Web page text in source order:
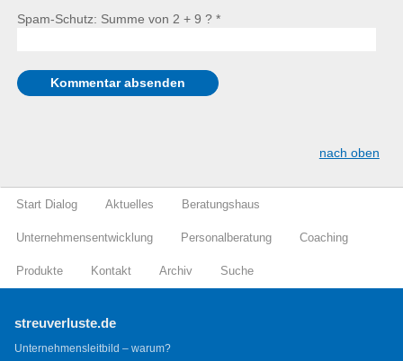
Spam-Schutz: Summe von 2 + 9 ? *
nach oben
Start Dialog Aktuelles Beratungshaus
Unternehmensentwicklung Personalberatung Coaching
Produkte Kontakt Archiv Suche
streuverluste.de
Unternehmensleitbild – warum?